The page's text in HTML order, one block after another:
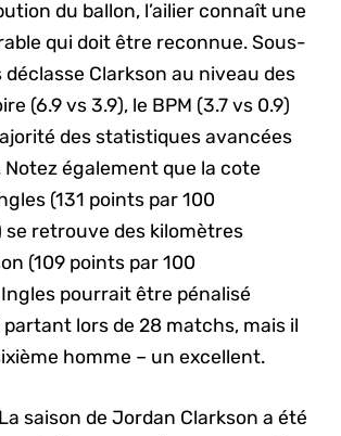
du ballon, l’ailier connaît une
qui doit être reconnue. Sous-
Clarkson au niveau des
(6.9 vs 3.9), le BPM (3.7 vs 0.9)
des statistiques avancées
Notez également que la cote
(131 points par 100
se retrouve des kilomètres
(109 points par 100
pourrait être pénalisé
partant lors de 28 matchs, mais il
homme – un excellent.
saison de Jordan Clarkson a été